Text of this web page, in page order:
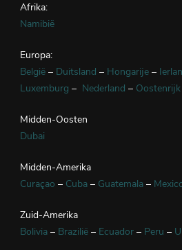
Afrika:
Namibië
Europa:
België – Duitsland – Hongarije –
Luxemburg – Nederland – Oostenrijk
Midden-Oosten
Dubai
Midden-Amerika
Curaçao – Cuba – Guatemala –
Zuid-Amerika
Bolivia – Brazilië – Ecuador – Peru –